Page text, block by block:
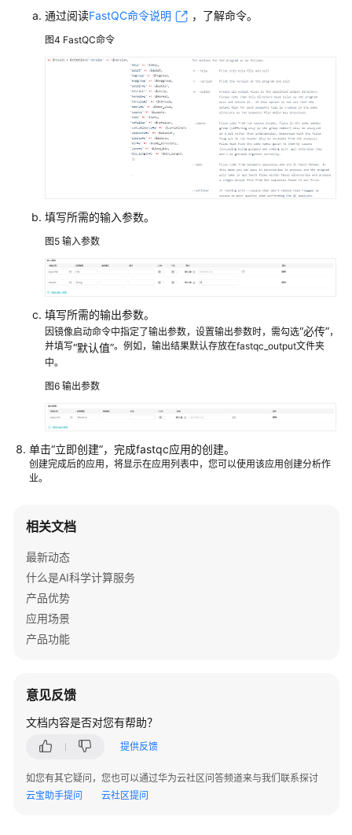
通过阅读FastQC命令说明 ，了解命令。
图4 FastQC命令
填写所需的输入参数。
图5 输入参数
填写所需的输出参数。
因镜像启动命令中指定了输出参数，设置输出参数时，需勾选“必传”，
并填写“默认值”。例如，输出结果默认存放在fastqc_output文件夹
中。
图6 输出参数
单击“立即创建”，完成fastqc应用的创建。
创建完成后的应用，将显示在应用列表中，您可以使用该应用创建分析作
业。
相关文档
最新动态
什么是AI科学计算服务
产品优势
应用场景
产品功能
意见反馈
文档内容是否对您有帮助？
提供反馈
如您有其它疑问，您也可以通过华为云社区问答频道来与我们联系探讨
云宝助手提问
云社区提问